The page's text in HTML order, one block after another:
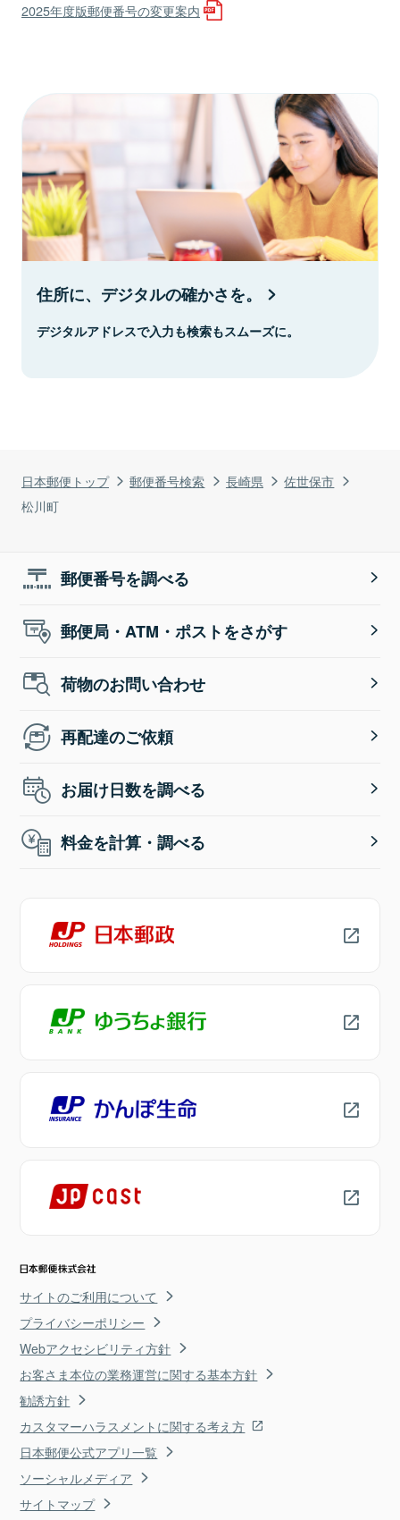
日本郵便トップ 郵便番号検索 長崎県
佐世保市
松川町
2025年度版郵便番号の変更案内
住所に、デジタルの確かさを。
デジタルアドレスで入力も検索もスムーズに。
郵便番号を調べる
郵便局・ATM・ポストをさがす
荷物のお問い合わせ
再配達のご依頼
お届け日数を調べる
料金を計算・調べる
サイトのご利用について
プライバシーポリシー
Webアクセシビリティ方針
お客さま本位の業務運営に関する基本方針
勧誘方針
カスタマーハラスメントに関する考え方
日本郵便公式アプリ一覧
ソーシャルメディア
サイトマップ